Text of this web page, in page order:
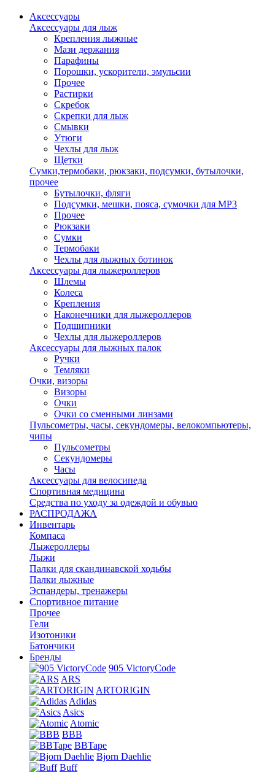
Аксессуары
Аксессуары для лыж
Крепления лыжные
Мази держания
Парафины
Порошки, ускорители, эмульсии
Прочее
Растирки
Скребок
Скрепки для лыж
Смывки
Утюги
Чехлы для лыж
Щетки
Сумки,термобаки, рюкзаки, подсумки, бутылочки,
прочее
Бутылочки, фляги
Подсумки, мешки, пояса, сумочки для MP3
Прочее
Рюкзаки
Сумки
Термобаки
Чехлы для лыжных ботинок
Аксессуары для лыжероллеров
Шлемы
Колеса
Крепления
Наконечники для лыжероллеров
Подшипники
Чехлы для лыжероллеров
Аксессуары для лыжных палок
Ручки
Темляки
Очки, визоры
Визоры
Очки
Очки со сменными линзами
Пульсометры, часы, секундомеры, велокомпьютеры,
чипы
Пульсометры
Секундомеры
Часы
Аксессуары для велосипеда
Спортивная медицина
Средства по уходу за одеждой и обувью
РАСПРОДАЖА
Инвентарь
Компаса
Лыжероллеры
Лыжи
Палки для скандинавской ходьбы
Палки лыжные
Эспандеры, тренажеры
Спортивное питание
Прочее
Гели
Изотоники
Батончики
Бренды
905 VictoryCode
ARS
ARTORIGIN
Adidas
Asics
Atomic
BBB
BBTape
Bjorn Daehlie
Buff